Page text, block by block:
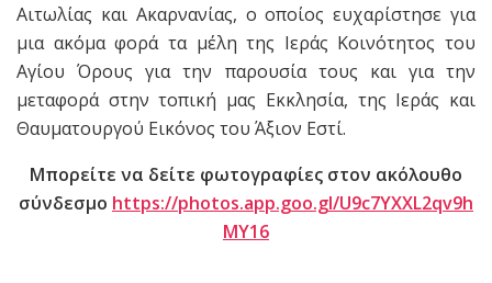
Αιτωλίας και Ακαρνανίας, ο οποίος ευχαρίστησε για
μια ακόμα φορά τα μέλη της Ιεράς Κοινότητος του
Αγίου Όρους για την παρουσία τους και για την
μεταφορά στην τοπική μας Εκκλησία, της Ιεράς και
Θαυματουργού Εικόνος του Άξιον Εστί.
Μπορείτε να δείτε φωτογραφίες στον ακόλουθο
σύνδεσμο https://photos.app.goo.gl/U9c7YXXL2qv9h
MY16